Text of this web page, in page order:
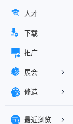
人才
下载
推广
展会
修造
最近浏览